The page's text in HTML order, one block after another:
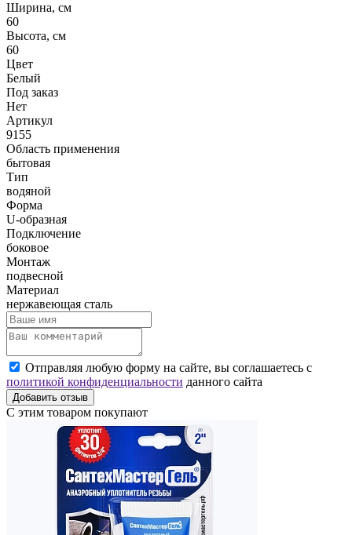
Ширина, см
60
Высота, см
60
Цвет
Белый
Под заказ
Нет
Артикул
9155
Область применения
бытовая
Тип
водяной
Форма
U-образная
Подключение
боковое
Монтаж
подвесной
Материал
нержавеющая сталь
Отправляя любую форму на сайте, вы соглашаетесь с
политикой конфиденциальности данного сайта
Добавить отзыв
С этим товаром покупают